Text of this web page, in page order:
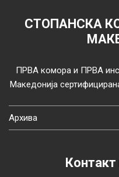
СТОПАНСКА
ПРВА комора и ПРВА
Македонија
Архива